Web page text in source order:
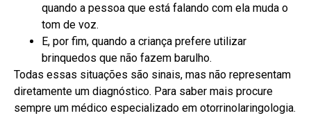
quando a pessoa que está falando com ela muda o
tom de voz.
E, por fim, quando a criança prefere utilizar
brinquedos que não fazem barulho.
Todas essas situações são sinais, mas não representam
diretamente um diagnóstico. Para saber mais procure
sempre um médico especializado em otorrinolaringologia.